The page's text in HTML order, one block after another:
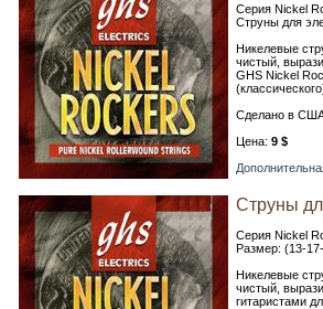
Серия Nickel
Струны для
Никелевые
чистый,
GHS Nickel
Сделано в
Цена: 9 $
Струны
Серия Nickel
Размер: (13-
Никелевые
чистый,
гитаристами